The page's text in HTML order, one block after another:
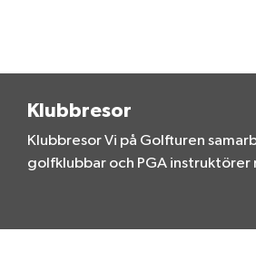
Klubbresor
Klubbresor Vi på Golfturen
golfklubbar och PGA instruktörer